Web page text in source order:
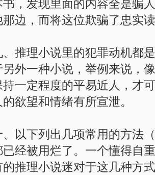
书，发现里面的内容全是骗
那边，而将这位欺骗了忠实
、推理小说里的犯罪动机都
另外一种小说，举例来说，
持一定程度的平易近人，才
的欲望和情绪有所宣泄。
、以下列出几项常用的方法
已经被用烂了。一个懂得自
的推理小说迷对于这几种方